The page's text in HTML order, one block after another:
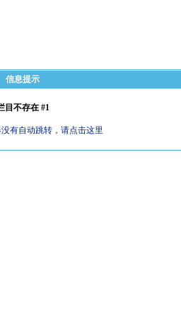
信息提示
目不存在 #1
有自动跳转，请点击这里